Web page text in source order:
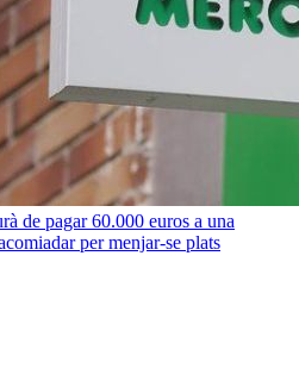
de pagar 60.000 euros a una
per menjar-se plats